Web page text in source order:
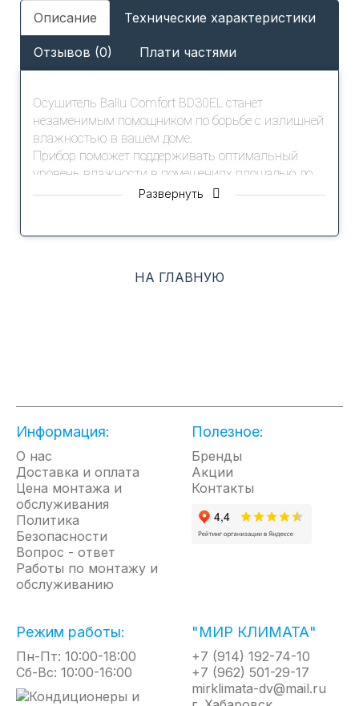
Описание Технические характеристики
Отзывов (0) Плати частями
Осушитель Ballu Comfort BD30EL станет
незаменимым помощником по борьбе с излишней
влажностью в вашем доме.
Прибор поможет поддерживать оптимальный
уровень влажности в помещениях площадью до
42 м2, а также позволят быстро ликвидировать
на заданном уровне в зависимости от ваших
Преимущества:
• 2 режима работы;
• УФ-лампа для очистки ввоздуха;
• Цветоиндикатор уровня влажности;
• Автоматические жалюзи;
• Удаление до 30 литров влаги в сутки;
• Блокировка панели управления;
• Таймер 24 часа;
• Система самодиагностики неисправностей;
Развернуть
НА ГЛАВНУЮ
Информация:
О нас
Доставка и оплата
Цена монтажа и
обслуживания
Политика
Безопасности
Вопрос - ответ
Работы по монтажу и
обслуживанию
Полезное:
Бренды
Акции
Контакты
Режим работы:
Пн-Пт: 10:00-18:00
Сб-Вс: 10:00-16:00
"МИР КЛИМАТА"
+7 (914) 192-74-10
+7 (962) 501-29-17
mirklimata-dv@mail.ru